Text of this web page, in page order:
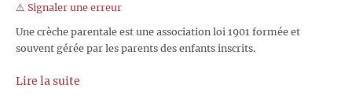
⚠️ Signaler une erreur
Une crèche parentale est une association loi 1901 formée et
souvent gérée par les parents des enfants inscrits.
Lire la suite